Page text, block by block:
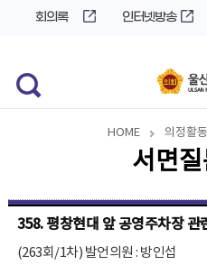
회의록 인터넷방송
HOME 의정활동
서면
358. 평창현대 앞 공영주차장 관
(263회/1차) 발언의원 : 방인섭